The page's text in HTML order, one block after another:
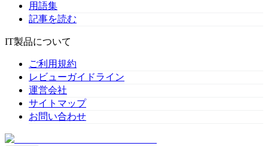
用語集
記事を読む
IT製品について
ご利用規約
レビューガイドライン
運営会社
サイトマップ
お問い合わせ